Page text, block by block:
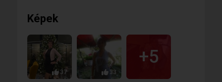
Képek
37 33
+5